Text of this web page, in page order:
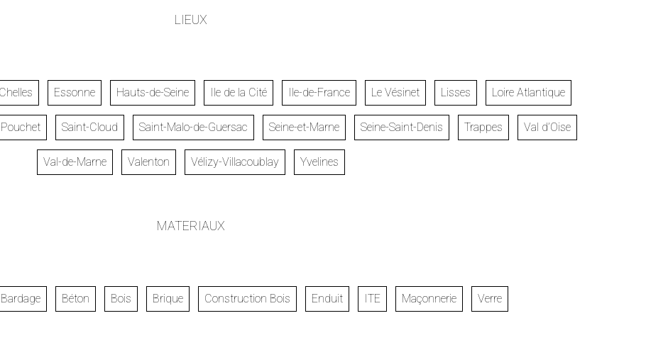
LIEUX
Chelles Essonne Hauts-de-Seine Ile de la Cité Ile-de-France Le Vésinet Lisses Loire Atlantique
Saint-Cloud Saint-Malo-de-Guersac Seine-et-Marne Seine-Saint-Denis Trappes Val d’Oise
Val-de-Marne Valenton Vélizy-Villacoublay Yvelines
MATERIAUX
Bardage Béton Bois Brique Construction Bois Enduit ITE Maçonnerie Verre